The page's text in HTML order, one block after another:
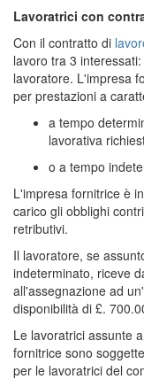
Lavoratrici con
Con il contratto di
lavoro tra 3
lavoratore. L'impresa
per prestazioni a
a tempo
lavorativa
o a tempo
L'impresa fornitrice è
carico gli obblighi
retributivi.
Il lavoratore, se
indeterminato, riceve
all'assegnazione ad
disponibilità di £.
Le lavoratrici assunte
fornitrice sono
per le lavoratrici del